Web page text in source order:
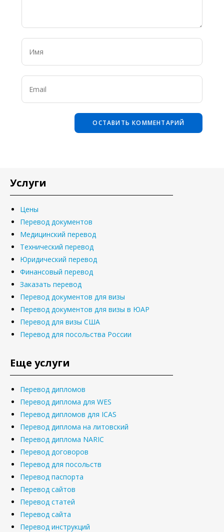
Услуги
Цены
Перевод документов
Медицинский перевод
Технический перевод
Юридический перевод
Финансовый перевод
Заказать перевод
Перевод документов для визы
Перевод документов для визы в ЮАР
Перевод для визы США
Перевод для посольства России
Еще услуги
Перевод дипломов
Перевод диплома для WES
Перевод дипломов для ICAS
Перевод диплома на литовский
Перевод диплома NARIC
Перевод договоров
Перевод для посольств
Перевод паспорта
Перевод сайтов
Перевод статей
Перевод сайта
Перевод инструкций